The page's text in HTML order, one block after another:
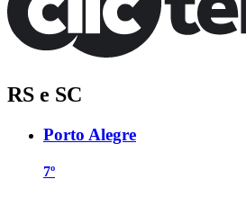
RS e SC
Porto Alegre
7º